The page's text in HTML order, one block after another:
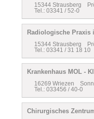
15344 Strausberg
Tel.: 03341 / 52-0
Radiologische Praxis
15344 Strausberg
Tel.: 03341 / 31 18 10
Krankenhaus MOL -
16269 Wriezen
Tel.: 033456 / 40-0
Chirurgisches